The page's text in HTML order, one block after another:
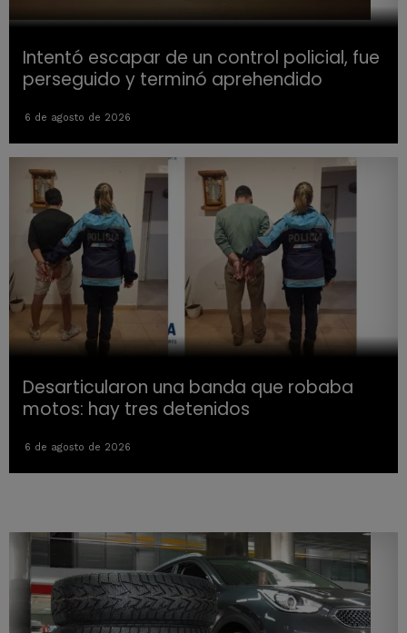
Intentó escapar de un control policial, fue
perseguido y terminó aprehendido
6 de agosto de 2026
Desarticularon una banda que robaba
motos: hay tres detenidos
6 de agosto de 2026